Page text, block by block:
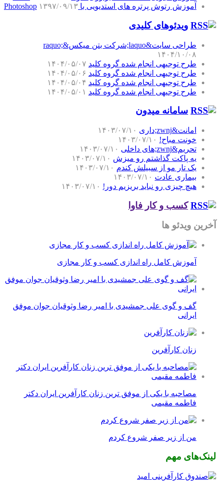
آموزش رتوش پرتره های استدیویی با Photoshop ۱۳۹۷/۰۹/۱۳
ویدئوهای کلیدی
طراحی سایت&laquo;شرکت بتن میکس&raquo;
۱۴۰۴/۱۰/۰۸
طرح توجیهی انجام شده گروه کلید ۱۴۰۴/۰۵/۰۷
طرح توجیهی انجام شده گروه کلید ۱۴۰۴/۰۵/۰۶
طرح توجیهی انجام شده گروه کلید ۱۴۰۴/۰۵/۰۴
طرح توجیهی انجام شده گروه کلید ۱۴۰۴/۰۵/۰۱
سامانه میدون
امانت&zwnj;داری
۱۴۰۳/۰۷/۱۰
خونت مباح! ۱۴۰۳/۰۷/۱۰
تحریم&zwnj;های داخلی
۱۴۰۳/۰۷/۱۰
یه پاکت گذاشتم رو میزش ۱۴۰۳/۰۷/۱۰
یک تار مو از سبیلش کندم ۱۴۰۳/۰۷/۱۰
بیماری عادت ۱۴۰۳/۰۷/۱۰
هیچ چیزی رو نباید بریزیم دور! ۱۴۰۳/۰۷/۱۰
کسب و کار فاوا
آخرین ویدئو ها
آموزش کامل راه اندازی کسب و کار مجازی
گف و گوی علی جمشیدی با امیر رضا وثوقیان جوان موفق
ایرانی
زنان کارآفرین
مصاحبه با یکی از موفق ترین زنان کارآفرین ایران دکتر
فاطمه مقیمی
من از زیر صفر شروع کردم
لینک‌های مهم